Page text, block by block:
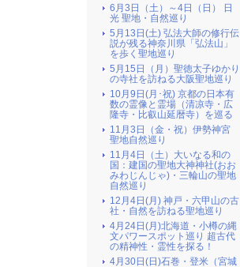
6月3日（土）～4日（日） 日
光 聖地・自然巡り
5月13日(土) 弘法大師の修行伝
説が残る神奈川県「弘法山」
を歩く聖地巡り
5月15日（月）聖徳太子ゆかり
の寺社を訪ねる大阪聖地巡り
10月9日(月･祝) 京都の日本有
数の霊像と霊場（清凉寺・広
隆寺・比叡山延暦寺）を巡る
11月3日（金・祝）伊勢神宮
聖地自然巡り
11月4日（土）大いなる和の
国：建国の聖地大神神社(おお
みわじんじゃ)・三輪山の聖地
自然巡り
12月4日(月) 神戸・六甲山の古
社・自然を訪ねる聖地巡り
4月24日(月)北海道・小樽の縄
文パワースポット巡り 超古代
の精神性・霊性を探る！
4月30日(日)石巻・登米（宮城